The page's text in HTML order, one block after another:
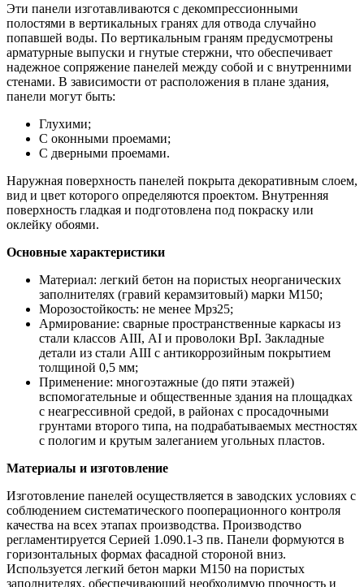
Эти панели изготавливаются с декомпрессионными
полостями в вертикальных гранях для отвода случайно
попавшей воды. По вертикальным граням предусмотрены
арматурные выпуски и гнутые стержни, что обеспечивает
надежное сопряжение панелей между собой и с внутренними
стенами. В зависимости от расположения в плане здания,
панели могут быть:
Глухими;
С оконными проемами;
С дверными проемами.
Наружная поверхность панелей покрыта декоративным слоем,
вид и цвет которого определяются проектом. Внутренняя
поверхность гладкая и подготовлена под покраску или
оклейку обоями.
Основные характеристики
Материал: легкий бетон на пористых неорганических
заполнителях (гравий керамзитовый) марки М150;
Морозостойкость: не менее Мрз25;
Армирование: сварные пространственные каркасы из
стали классов АIII, АI и проволоки ВрI. Закладные
детали из стали АIII с антикоррозийным покрытием
толщиной 0,5 мм;
Применение: многоэтажные (до пяти этажей)
вспомогательные и общественные здания на площадках
с неагрессивной средой, в районах с просадочными
грунтами второго типа, на подрабатываемых местностях
с пологим и крутым залеганием угольных пластов.
Материалы и изготовление
Изготовление панелей осуществляется в заводских условиях с
соблюдением систематического пооперационного контроля
качества на всех этапах производства. Производство
регламентируется Серией 1.090.1-3 пв. Панели формуются в
горизонтальных формах фасадной стороной вниз.
Используется легкий бетон марки М150 на пористых
заполнителях, обеспечивающий необходимую прочность и